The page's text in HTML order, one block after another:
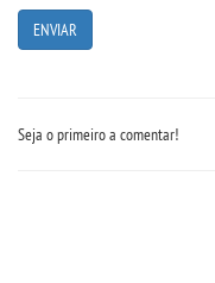
PPC
Seja o primeiro a comentar!